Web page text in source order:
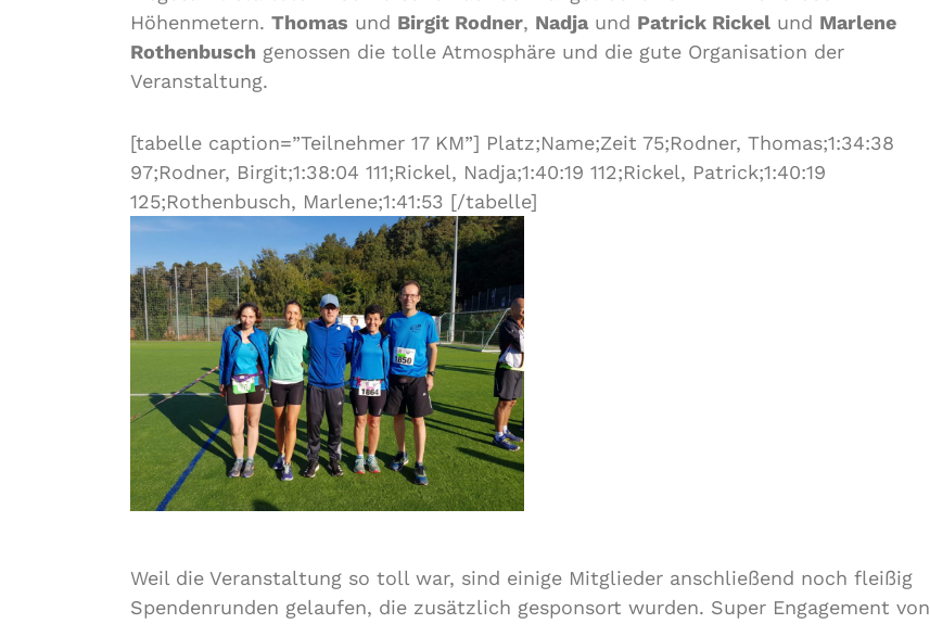
Höhenmetern. Thomas und Birgit Rodner, Nadjaund Patrick Rickel und Marlene
Rothenbusch genossen die tolle Atmosphäre und die gute Organisation der
Veranstaltung.
[tabelle caption=”Teilnehmer 17 KM”] Platz;Name;Zeit 75;Rodner, Thomas;1:34:38
97;Rodner, Birgit;1:38:04 111;Rickel, Nadja;1:40:19 112;Rickel, Patrick;1:40:19
125;Rothenbusch, Marlene;1:41:53 [/tabelle]
Weil die Veranstaltung so toll war, sind einige Mitglieder anschließend noch fleißig
Spendenrunden gelaufen, die zusätzlich gesponsort wurden. Super Engagement von